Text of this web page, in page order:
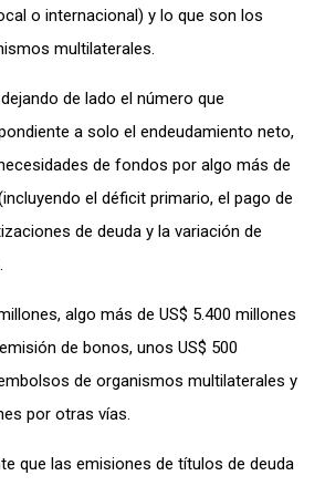
o internacional) y lo que son los
multilaterales.
de lado el número que
a solo el endeudamiento neto,
de fondos por algo más de
el déficit primario, el pago de
de deuda y la variación de
algo más de US$ 5.400 millones
de bonos, unos US$ 500
de organismos multilaterales y
por otras vías.
que las emisiones de títulos de deuda